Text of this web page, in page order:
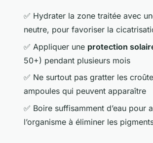
✅ Hydrater la zone traitée avec
neutre, pour favoriser la
✅ Appliquer une protection
50+) pendant plusieurs mois
✅ Ne surtout pas gratter les
ampoules qui peuvent apparaître
✅ Boire suffisamment d’eau pour
l’organisme à éliminer les